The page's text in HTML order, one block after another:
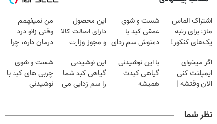
اشتراک الماس
ماز: برای رتبه
یک‌های کنکور!
شست و شوی
عمقی کبد با
دمنوش سم زدای
این محصول
دارای اصالت کالا
و مجوز وزارت
است(55%تخفیف)
من نمیفهمم
وقتی زانو درد
درمان داره، چرا
تحمل میکنی؟❗
اگر میخوای
ایمپلنت کنی
الان وقتشه |
با این نوشیدنی
گیاهی کبدت
همیشه
این نوشیدنی
گیاهی کبد شما
را سم زدایی می
شست و شوی
چربی های کبد با
نوشیدنی
نظر شما